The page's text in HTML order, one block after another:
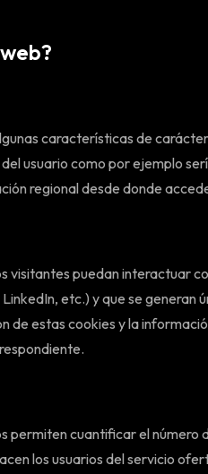
características de
usuario como por ejemplo
regional desde donde
visitantes puedan interactuar
etc.) y que se generan
de estas cookies y la
permiten cuantificar el número
los usuarios del servicio